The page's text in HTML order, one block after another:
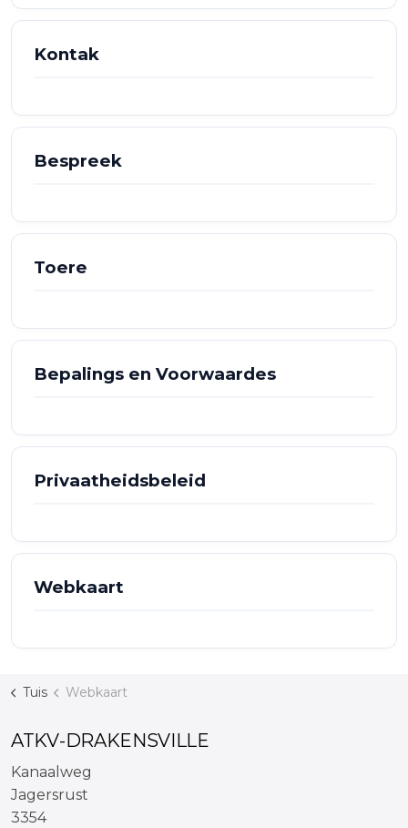
Kontak
Bespreek
Toere
Bepalings en Voorwaardes
Privaatheidsbeleid
Webkaart
Tuis Webkaart
ATKV-DRAKENSVILLE
Kanaalweg
Jagersrust
3354